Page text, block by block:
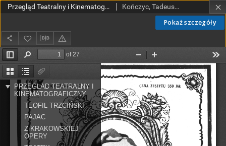
Pokaż szczegóły
Przegląd Teatralny i Kinematograficzny nr 47/48 (1922) Kończyc, Tadeusz (1880-1943).